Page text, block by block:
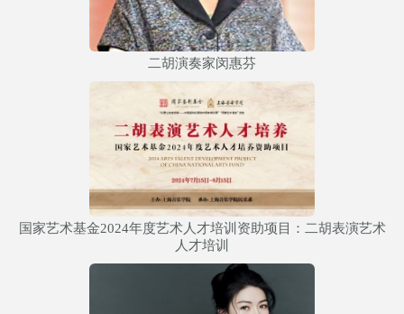
二胡演奏家闵惠芬
国家艺术基金2024年度艺术人才培训资助项目：二胡表演艺术
人才培训